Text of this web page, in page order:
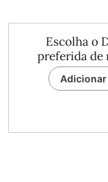
Escolha o
preferida de
Adicionar